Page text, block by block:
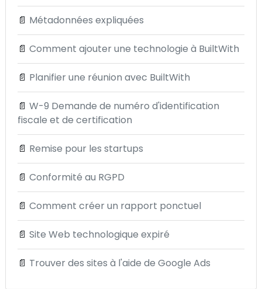
📄 Métadonnées expliquées
📄 Comment ajouter une technologie à BuiltWith
📄 Planifier une réunion avec BuiltWith
📄 W-9 Demande de numéro d'identification
fiscale et de certification
📄 Remise pour les startups
📄 Conformité au RGPD
📄 Comment créer un rapport ponctuel
📄 Site Web technologique expiré
📄 Trouver des sites à l'aide de Google Ads